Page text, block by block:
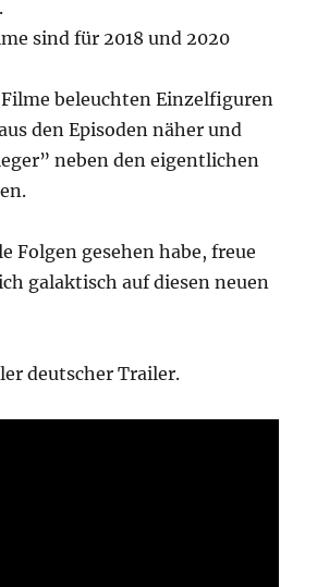
sind für 2018 und 2020
beleuchten Einzelfiguren
den Episoden näher und
neben den eigentlichen
Folgen gesehen habe, freue
galaktisch auf diesen neuen
deutscher Trailer.